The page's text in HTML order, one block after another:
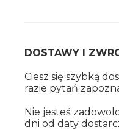
DO­STA­WY I
Ciesz się szyb­ką
razie pytań
Nie je­steś
dni od daty